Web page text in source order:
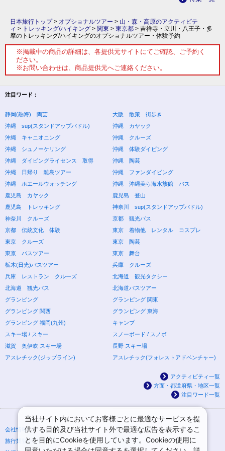
日本旅行トップ> オプショナルツアー > 山・森・高原のアクティビテ
ィ > トレッキング/ハイキング > 関東 > 東京都 > 吉祥寺・立川・八王子・多
摩のトレッキング/ハイキングのオプショナルツアー・体験予約
※掲載中の商品の詳細は、各提供元サイトにてご確認、ご予約く
ださい。
※お問い合わせは、商品提供元へご連絡ください。
注目ワード：
静岡(熱海) 陶芸
大阪 散策 街歩き
沖縄 sup(スタンドアップパドル)
沖縄 カヤック
沖縄 キャニオニング
沖縄 クルーズ
沖縄 シュノーケリング
沖縄 体験ダイビング
沖縄 ダイビングライセンス 取得
沖縄 陶芸
沖縄 日帰り 離島ツアー
沖縄 ファンダイビング
沖縄 ホエールウォッチング
沖縄 沖縄美ら海水族館 バス
鹿児島 カヤック
鹿児島 登山
鹿児島 トレッキング
神奈川 sup(スタンドアップパドル)
神奈川 クルーズ
京都 観光バス
京都 伝統文化 体験
東京 着物他 レンタル コスプレ
東京 クルーズ
東京 陶芸
東京 バスツアー
東京 舞台
栃木(日光)バスツアー
兵庫 クルーズ
兵庫 レストラン クルーズ
北海道 観光タクシー
北海道 観光バス
北海道バスツアー
グランピング
グランピング 関東
グランピング 関西
グランピング 東海
グランピング 福岡(九州)
キャンプ
スキー場 / スキー
スノーボード / スノボ
滋賀 奥伊吹 スキー場
長野 スキー場
アスレチック(ジップライン)
アスレチック(フォレストアドベンチャー)
アクティビティ一覧
方面・都道府県・地区一覧
注目ワード一覧
会社情報
プライバシーポリシー
旅行業登録票・約款
規約集
当社サイト内においてお客様ごとに最適なサービスを提
供する目的及び当社サイト外で最適な広告を表示するこ
とを目的にCookieを使用しています。Cookieの使用に